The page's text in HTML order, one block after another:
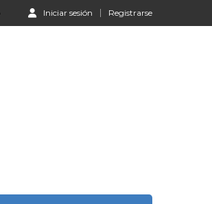
Iniciar sesión Registrarse